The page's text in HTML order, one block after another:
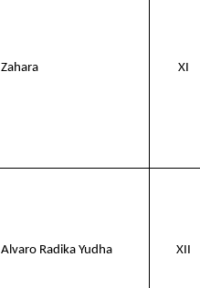
Zahara XI
Alvaro Radika Yudha XII